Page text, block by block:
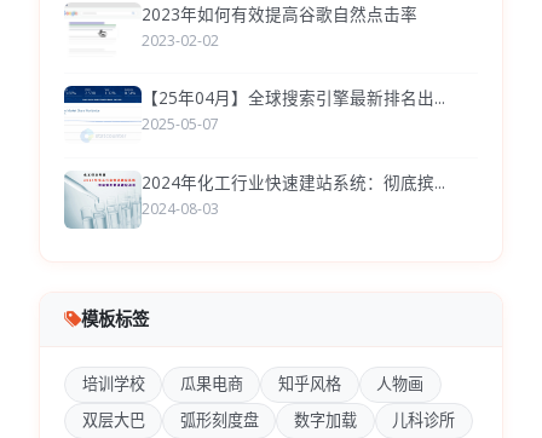
2023年如何有效提高谷歌自然点击率
2023-02-02
【25年04月】全球搜索引擎最新排名出...
2025-05-07
2024年化工行业快速建站系统：彻底摈...
2024-08-03
模板标签
培训学校 瓜果电商 知乎风格
人物画
双层大巴
弧形刻度盘 数字加载
儿科诊所